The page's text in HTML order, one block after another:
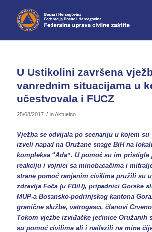
U Ustikolini završena
vanrednim situacijama u
učestvovala i FUCZ
25/08/2017 / inAktuelno
Vježba se odvijala po scenariju u kojem su
izveli napad na Oružane snage BiH na
kompleksa “Adaˮ. U pomoć su im pristigle
reakciju i vojnici sa minobacačima i
strane pomoć ranjenim civilima pružili su
zdravlja Foča (u FBiH), pripadnici Gorske
MUP-a Bosansko-podrinjskog kantona
granične službe, vatrogasci, članovi
Tokom vježbe izviđačke jedinice Oružanih
su pomoć civilima ali i nailazili na mine